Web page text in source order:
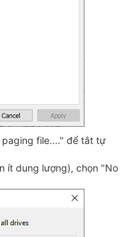
file...." để tắt tự
ít dung lượng), chọn "No